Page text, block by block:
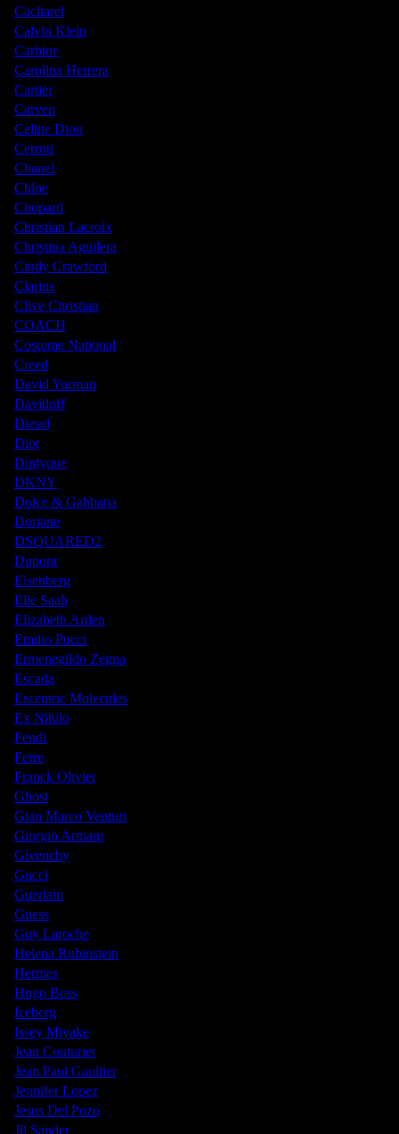
Cacharel
Calvin Klein
Carbine
Carolina Herrera
Cartier
Carven
Celine Dion
Cerruti
Chanel
Chloe
Chopard
Christian Lacroix
Christina Aguilera
Cindy Crawford
Clarins
Clive Christian
COACH
Costume National
Creed
David Yurman
Davidoff
Diesel
Dior
Diptyque
DKNY
Dolce & Gabbana
Doriane
DSQUARED2
Dupont
Eisenberg
Elie Saab
Elizabeth Arden
Emilio Pucci
Ermenegildo Zegna
Escada
Escentric Molecules
Ex Nihilo
Fendi
Ferre
Franck Olivier
Ghost
Gian Marco Venturi
Giorgio Armani
Givenchy
Gucci
Guerlain
Guess
Guy Laroche
Helena Rubinstein
Hermes
Hugo Boss
Iceberg
Issey Miyake
Jean Couturier
Jean Paul Gaultier
Jennifer Lopez
Jesus Del Pozo
Jil Sander